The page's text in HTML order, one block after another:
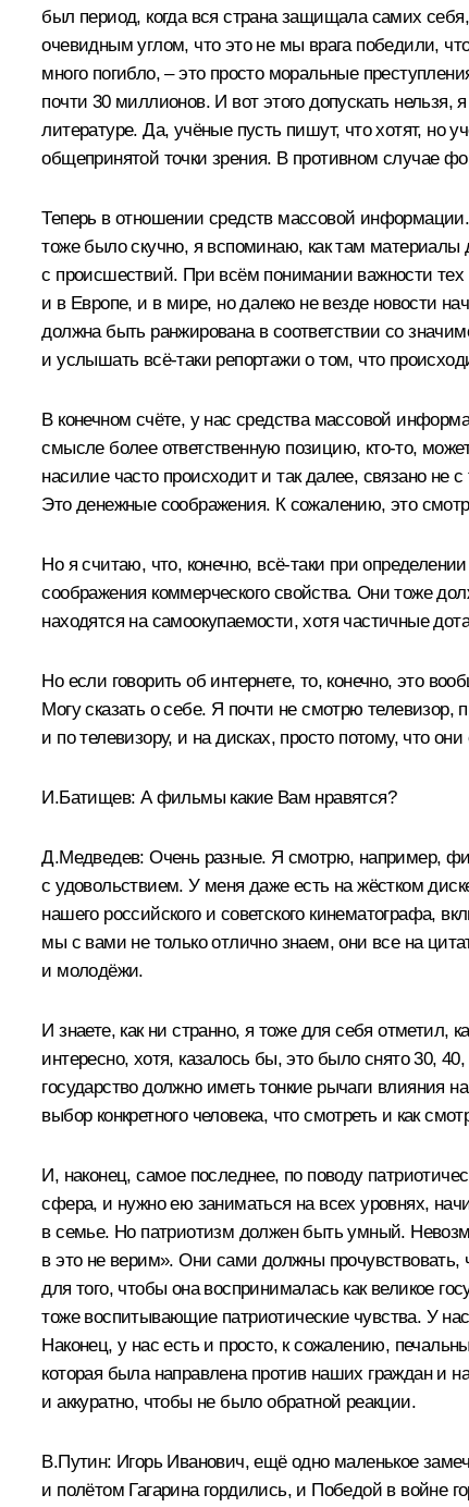
был период, когда вся страна защищала самих
очевидным углом, что это не мы врага победили,
много погибло, – это просто моральные
почти 30 миллионов. И вот этого допускать
литературе. Да, учёные пусть пишут, что хотят, но
общепринятой точки зрения. В противном случае
Теперь в отношении средств массовой
тоже было скучно, я вспоминаю, как там материалы
с происшествий. При всём понимании важности тех
и в Европе, и в мире, но далеко не везде новости
должна быть ранжирована в соответствии со
и услышать всё‑таки репортажи о том, что
В конечном счёте, у нас средства массовой
смысле более ответственную позицию, кто‑то,
насилие часто происходит и так далее, связано не
Это денежные соображения. К сожалению, это
Но я считаю, что, конечно, всё‑таки при
соображения коммерческого свойства. Они тоже
находятся на самоокупаемости, хотя частичные
Но если говорить об интернете, то, конечно, это
Могу сказать о себе. Я почти не смотрю
и по телевизору, и на дисках, просто потому, что
И.Батищев: А фильмы какие Вам нравятся?
Д.Медведев: Очень разные. Я смотрю, например,
с удовольствием. У меня даже есть на жёстком
нашего российского и советского кинематографа,
мы с вами не только отлично знаем, они все на
и молодёжи.
И знаете, как ни странно, я тоже для себя
интересно, хотя, казалось бы, это было снято 30,
государство должно иметь тонкие рычаги влияния
выбор конкретного человека, что смотреть и как
И, наконец, самое последнее, по поводу
сфера, и нужно ею заниматься на всех уровнях,
в семье. Но патриотизм должен быть умный.
в это не верим». Они сами должны прочувствовать,
для того, чтобы она воспринималась как великое
тоже воспитывающие патриотические чувства. У
Наконец, у нас есть и просто, к сожалению,
которая была направлена против наших граждан и
и аккуратно, чтобы не было обратной реакции.
В.Путин: Игорь Иванович, ещё одно маленькое
и полётом Гагарина гордились, и Победой в войне